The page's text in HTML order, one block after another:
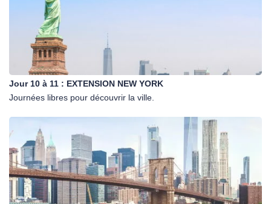
Manhattan. Fin d'après-midi et dîner libres. Nuit
Jour 10 à 11 : EXTENSION NEW YORK
Journées libres pour découvrir la ville.